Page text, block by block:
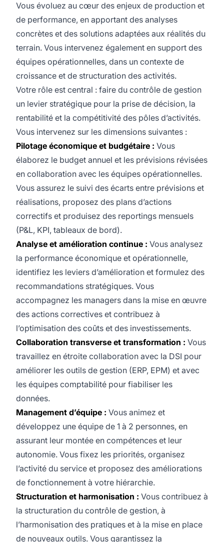
Vous évoluez au cœur des enjeux de production et
de performance, en apportant des analyses
concrètes et des solutions adaptées aux réalités du
terrain. Vous intervenez également en support des
équipes opérationnelles, dans un contexte de
croissance et de structuration des activités.
Votre rôle est central : faire du contrôle de gestion
un levier stratégique pour la prise de décision, la
rentabilité et la compétitivité des pôles d’activités.
Vous intervenez sur les dimensions suivantes :
Pilotage économique et budgétaire : Vous
élaborez le budget annuel et les prévisions révisées
en collaboration avec les équipes opérationnelles.
Vous assurez le suivi des écarts entre prévisions et
réalisations, proposez des plans d’actions
correctifs et produisez des reportings mensuels
(P&L, KPI, tableaux de bord).
Analyse et amélioration continue : Vous analysez
la performance économique et opérationnelle,
identifiez les leviers d’amélioration et formulez des
recommandations stratégiques. Vous
accompagnez les managers dans la mise en œuvre
des actions correctives et contribuez à
l’optimisation des coûts et des investissements.
Collaboration transverse et transformation : Vous
travaillez en étroite collaboration avec la DSI pour
améliorer les outils de gestion (ERP, EPM) et avec
les équipes comptabilité pour fiabiliser les
données.
Management d’équipe : Vous animez et
développez une équipe de 1 à 2 personnes, en
assurant leur montée en compétences et leur
autonomie. Vous fixez les priorités, organisez
l’activité du service et proposez des améliorations
de fonctionnement à votre hiérarchie.
Structuration et harmonisation : Vous contribuez à
la structuration du contrôle de gestion, à
l’harmonisation des pratiques et à la mise en place
de nouveaux outils. Vous garantissez la